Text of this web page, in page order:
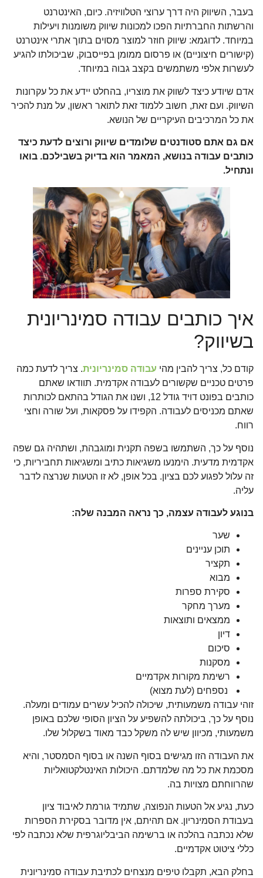
בעבר, השיווק היה דרך ערוצי הטלוויזיה. כיום, האינטרנט
והרשתות החברתיות הפכו למכונות שיווק משומנות ויעילות
במיוחד. לדוגמא: שיווק חוזר למוצר מסוים בתוך אתרי אינטרנט
(קישורים חיצוניים) או פרסום ממומן בפייסבוק, שביכולתו להגיע
לעשרות אלפי משתמשים בקצב גבוה במיוחד.
אדם שיודע כיצד לשווק את מוצריו, בהחלט יידע את כל עקרונות
השיווק. ועם זאת, חשוב ללמוד זאת לתואר ראשון, על מנת להכיר
את כל המרכיבים העיקריים של הנושא.
אם גם אתם סטודנטים שלומדים שיווק ורוצים לדעת כיצד
כותבים עבודה בנושא, המאמר הוא בדיוק בשבילכם. בואו
ונתחיל.
איך כותבים עבודה סמינריונית
בשיווק?
קודם כל, צריך להבין מהי עבודה סמינריונית. צריך לדעת כמה
פרטים טכניים שקשורים לעבודה אקדמית. תוודאו שאתם
כותבים בפונט דויד גודל 12, ושנו את הגודל בהתאם לכותרות
שאתם מכניסים לעבודה. הקפידו על פסקאות, ועל שורה וחצי
רווח.
נוסף על כך, השתמשו בשפה תקנית ומוגבהת, ושתהיה גם שפה
אקדמית מדעית. הימנעו משגיאות כתיב ומשגיאות תחביריות, כי
זה עלול לפגוע לכם בציון. בכל אופן, לא זו הטעות שנרצה לדבר
עליה.
בנוגע לעבודה עצמה, כך נראה המבנה שלה:
שער
תוכן עניינים
תקציר
מבוא
סקירת ספרות
מערך מחקר
ממצאים ותוצאות
דיון
סיכום
מסקנות
רשימת מקורות אקדמיים
נספחים (לעת מצוא)
זוהי עבודה משמעותית, שיכולה להכיל עשרים עמודים ומעלה.
נוסף על כך, ביכולתה להשפיע על הציון הסופי שלכם באופן
משמעותי, מכיוון שיש לה משקל כבד מאוד בשקלול שלו.
את העבודה הזו מגישים בסוף השנה או בסוף הסמסטר, והיא
מסכמת את כל מה שלמדתם. היכולות האינטלקטואליות
שהרווחתם מצויות בה.
כעת, נגיע אל הטעות הנפוצה, שתמיד גורמת לאיבוד ציון
בעבודת הסמינריון. אם תהיתם, אין מדובר בסקירת הספרות
שלא נכתבה בהלכה או ברשימה הביבליוגרפית שלא נכתבה לפי
כללי ציטוט אקדמיים.
בחלק הבא, תקבלו טיפים מנצחים לכתיבת עבודה סמינריונית